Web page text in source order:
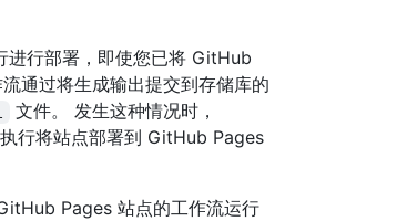
行部署，即使您已将 GitHub
通过将生成输出提交到存储库的
文件。 发生这种情况时，
行将站点部署到 GitHub Pages
Pages 站点的工作流运行